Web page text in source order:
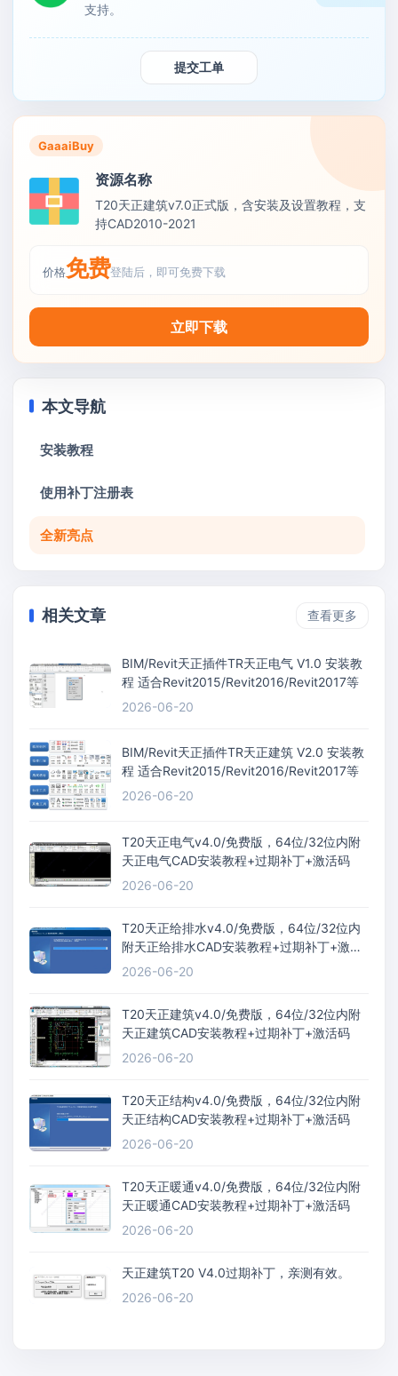
支持。
提交工单
GaaaiBuy
资源名称
T20天正建筑v7.0正式版，含安装及设置教程，支
持CAD2010-2021
价格免费登陆后，即可免费下载
立即下载
本文导航
安装教程
使用补丁注册表
全新亮点
相关文章 查看更多
BIM/Revit天正插件TR天正电气 V1.0 安装教
程 适合Revit2015/Revit2016/Revit2017等
2026-06-20
BIM/Revit天正插件TR天正建筑 V2.0 安装教
程 适合Revit2015/Revit2016/Revit2017等
2026-06-20
T20天正电气v4.0/免费版，64位/32位内附
天正电气CAD安装教程+过期补丁+激活码
2026-06-20
T20天正给排水v4.0/免费版，64位/32位内
附天正给排水CAD安装教程+过期补丁+激活
码
2026-06-20
T20天正建筑v4.0/免费版，64位/32位内附
天正建筑CAD安装教程+过期补丁+激活码
2026-06-20
T20天正结构v4.0/免费版，64位/32位内附
天正结构CAD安装教程+过期补丁+激活码
2026-06-20
T20天正暖通v4.0/免费版，64位/32位内附
天正暖通CAD安装教程+过期补丁+激活码
2026-06-20
天正建筑T20 V4.0过期补丁，亲测有效。
2026-06-20